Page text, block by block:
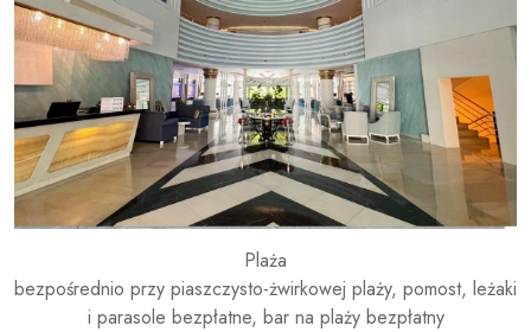
Plaża
bezpośrednio przy piaszczysto-żwirkowej plaży, pomost, leżaki
i parasole bezpłatne, bar na plaży bezpłatny